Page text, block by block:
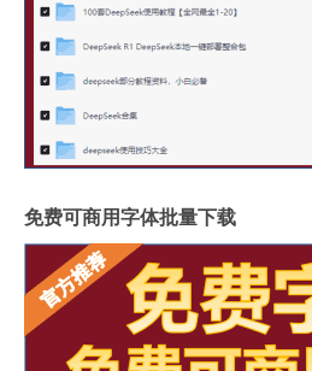
免费可商用字体批量下载